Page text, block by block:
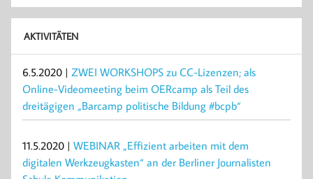
AKTIVITÄTEN
6.5.2020 | ZWEI WORKSHOPS zu CC-Lizenzen; als
Online-Videomeeting beim OERcamp als Teil des
dreitägigen „Barcamp politische Bildung #bcpb“
11.5.2020 | WEBINAR „Effizient arbeiten mit dem
digitalen Werkzeugkasten“ an der Berliner Journalisten